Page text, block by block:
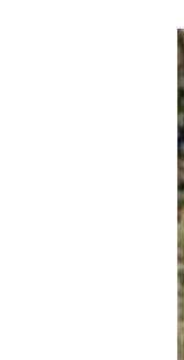
ЫҢГАЙСЫЗ СУРООЛОР